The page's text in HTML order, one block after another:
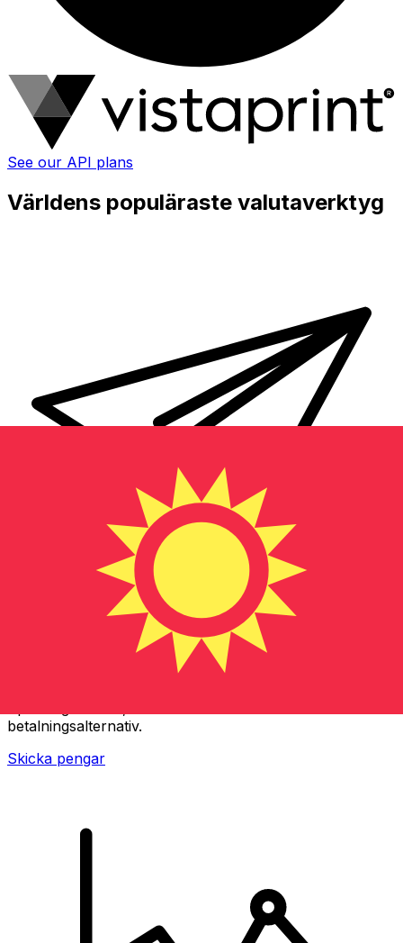
See our API plans
Världens populäraste valutaverktyg
XE Internationella valutaöverföringar
betalningsalternativ.
Skicka pengar